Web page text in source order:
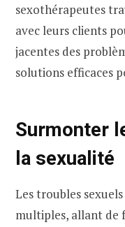
sexothérapeutes
avec leurs clients
jacentes des
solutions efficaces
Surmonter
la sexualité
Les troubles
multiples, allant de